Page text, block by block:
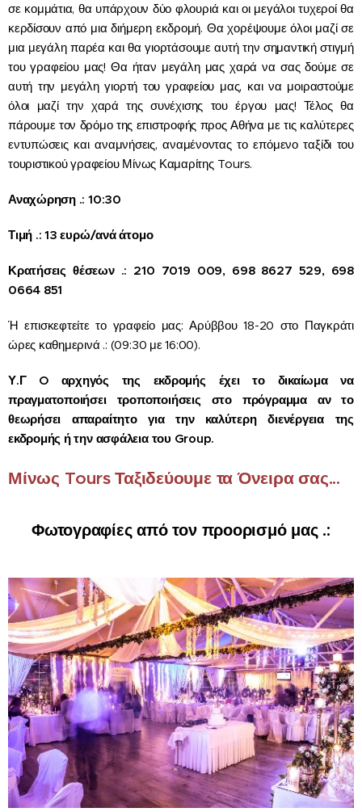
σε κομμάτια, θα υπάρχουν δύο φλουριά και οι μεγάλοι τυχεροί θα
κερδίσουν από μια διήμερη εκδρομή. Θα χορέψουμε όλοι μαζί σε
μια μεγάλη παρέα και θα γιορτάσουμε αυτή την σημαντική στιγμή
του γραφείου μας! Θα ήταν μεγάλη μας χαρά να σας δούμε σε
αυτή την μεγάλη γιορτή του γραφείου μας, και να μοιραστούμε
όλοι μαζί την χαρά της συνέχισης του έργου μας! Τέλος θα
πάρουμε τον δρόμο της επιστροφής προς Αθήνα με τις καλύτερες
εντυπώσεις και αναμνήσεις, αναμένοντας το επόμενο ταξίδι του
τουριστικού γραφείου Μίνως Καμαρίτης Tours.
Αναχώρηση .: 10:30
Τιμή .: 13 ευρώ/ανά άτομο
Κρατήσεις θέσεων .: 210 7019 009, 698 8627 529, 698
0664 851
Ή επισκεφτείτε το γραφείο μας: Αρύββου 18-20 στο Παγκράτι
ώρες καθημερινά .: (09:30 με 16:00).
Υ.Γ O αρχηγός της εκδρομής έχει το δικαίωμα να
πραγματοποιήσει τροποποιήσεις στο πρόγραμμα αν το
θεωρήσει απαραίτητο για την καλύτερη διενέργεια της
εκδρομής ή την ασφάλεια του Group.
Μίνως Tours Ταξιδεύουμε τα Όνειρα σας...
Φωτογραφίες από τον προορισμό μας .: